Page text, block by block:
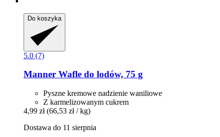
Do koszyka
5.0 (7)
Manner Wafle do lodów, 75 g
Pyszne kremowe nadzienie waniliowe
Z karmelizowanym cukrem
4,99 zł (66,53 zł / kg)
Dostawa do 11 sierpnia